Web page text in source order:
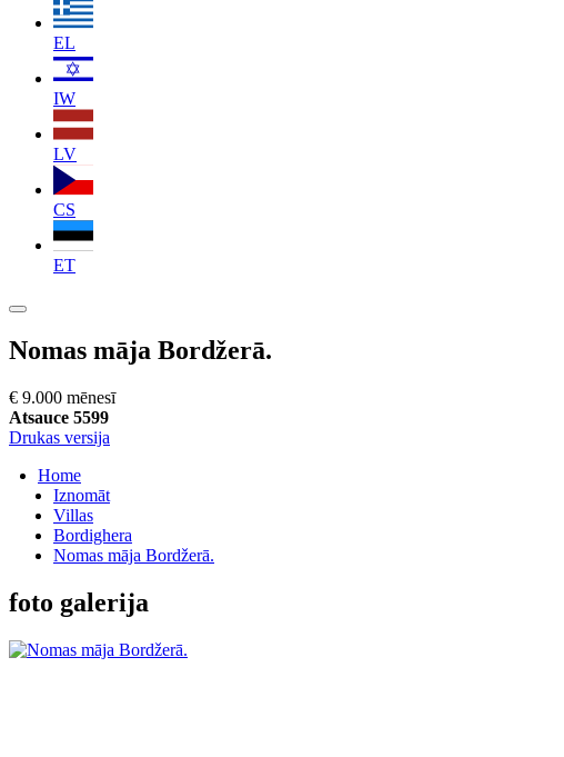
EL
IW
LV
CS
ET
Nomas māja Bordžerā.
€ 9.000 mēnesī
Atsauce 5599
Drukas versija
Home
Iznomāt
Villas
Bordighera
Nomas māja Bordžerā.
foto galerija